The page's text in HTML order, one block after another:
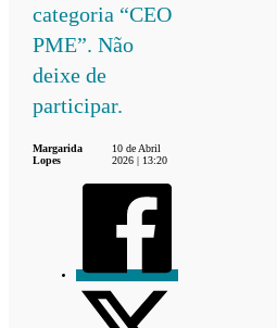
categoria “CEO
PME”. Não
deixe de
participar.
Margarida
Lopes
10 de Abril
2026 | 13:20